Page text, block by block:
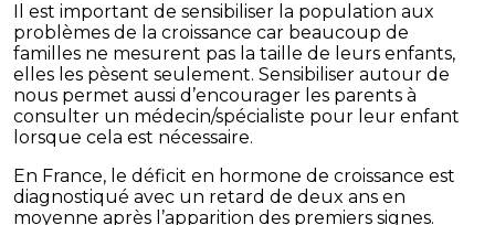
Il est important de sensibiliser la population aux
problèmes de la croissance car beaucoup de
familles ne mesurent pas la taille de leurs enfants,
elles les pèsent seulement. Sensibiliser autour de
nous permet aussi d’encourager les parents à
consulter un médecin/spécialiste pour leur enfant
lorsque cela est nécessaire.
En France, le déficit en hormone de croissance est
diagnostiqué avec un retard de deux ans en
moyenne après l’apparition des premiers signes.